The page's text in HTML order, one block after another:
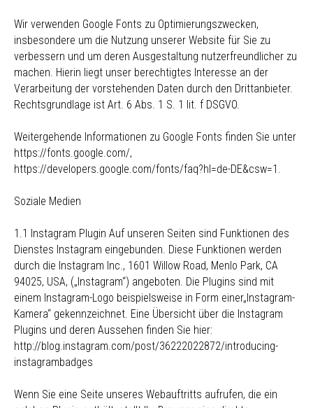
Wir verwenden Google Fonts zu Optimierungszwecken,
insbesondere um die Nutzung unserer Website für Sie zu
verbessern und um deren Ausgestaltung nutzerfreundlicher zu
machen. Hierin liegt unser berechtigtes Interesse an der
Verarbeitung der vorstehenden Daten durch den Drittanbieter.
Rechtsgrundlage ist Art. 6 Abs. 1 S. 1 lit. f DSGVO.
Weitergehende Informationen zu Google Fonts finden Sie unter
https://fonts.google.com/,
https://developers.google.com/fonts/faq?hl=de-DE&csw=1.
Soziale Medien
1.1 Instagram Plugin Auf unseren Seiten sind Funktionen des
Dienstes Instagram eingebunden. Diese Funktionen werden
durch die Instagram Inc., 1601 Willow Road, Menlo Park, CA
94025, USA, („Instagram“) angeboten. Die Plugins sind mit
einem Instagram-Logo beispielsweise in Form einer„Instagram-
Kamera“ gekennzeichnet. Eine Übersicht über die Instagram
Plugins und deren Aussehen finden Sie hier:
http://blog.instagram.com/post/36222022872/introducing-
instagrambadges
Wenn Sie eine Seite unseres Webauftritts aufrufen, die ein